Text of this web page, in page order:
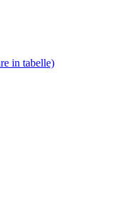
in tabelle)